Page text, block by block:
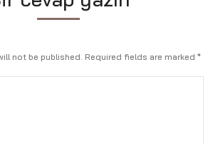
not be published. Required fields are marked *